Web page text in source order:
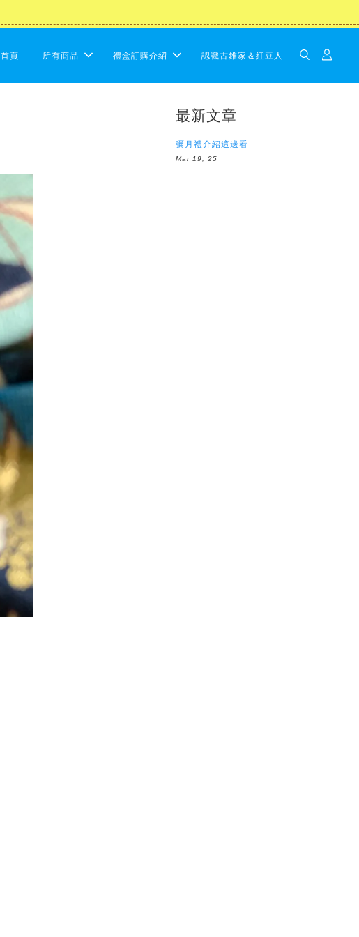
首頁 所有商品 禮盒訂購介紹 認識古錐家＆紅豆人
最新文章
彌月禮介紹這邊看
Mar 19, 25